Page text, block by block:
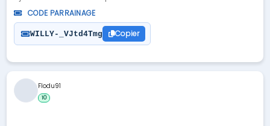
CODE PARRAINAGE
WILLY-_VJtd4Tmg Copier
Flodu91
10